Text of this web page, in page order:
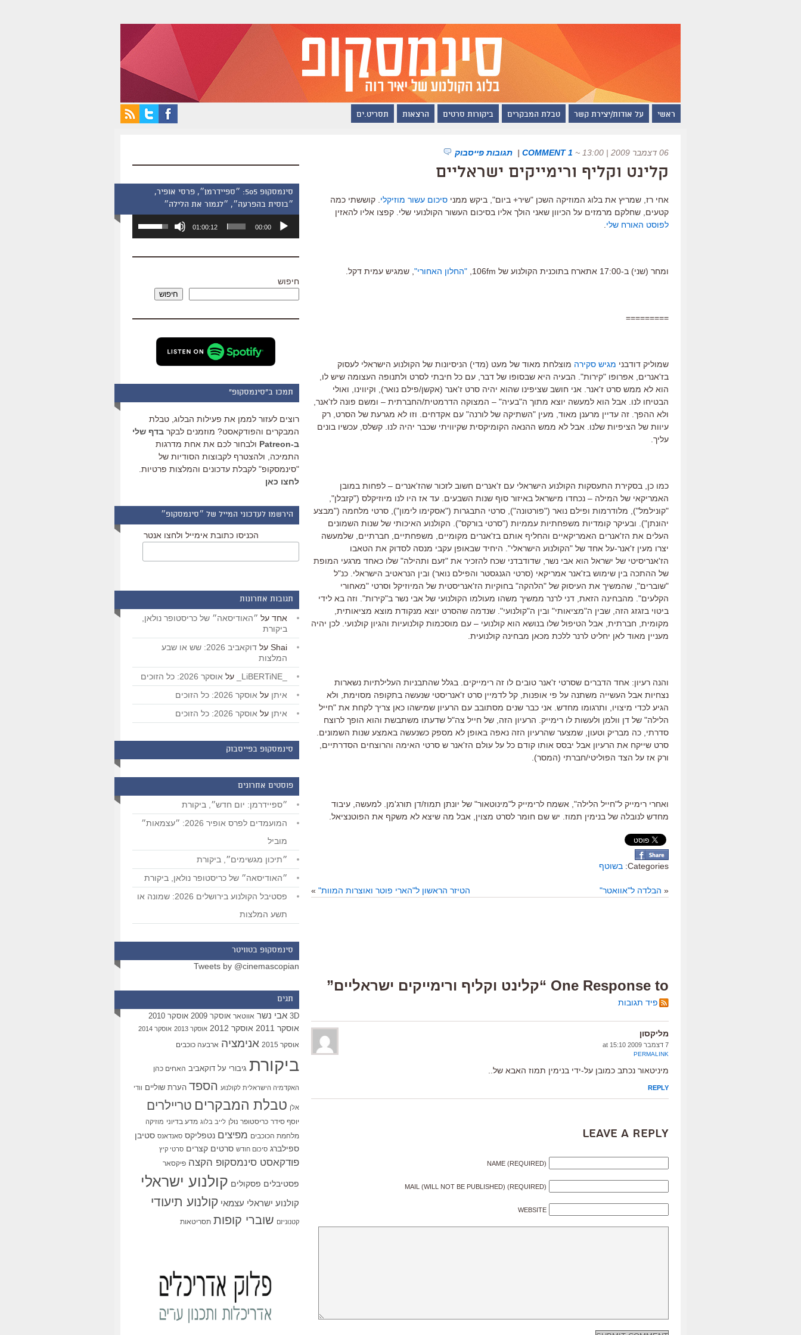
ראשי על אודות/יצירת קשר טבלת המבקרים ביקורות סרטים הרצאות תסריט.ים
06 דצמבר 2009 | 13:00 ~
1 COMMENT
| תגובות פייסבוק
קלינט וקליף ורימייקים ישראליים
אחי רז, שמריץ את בלוג המוזיקה השכן "שיר+ ביום", ביקש ממני סיכום עשור מוזיקלי . קוששתי כמה
קטעים, שחלקם מרמזים על הכיוון שאני הולך אליו בסיכום העשור הקולנועי שלי. קפצו אליו להאזין
לפוסט האורח שלי
ומחר (שני) ב-17:00 אתארח בתוכנית הקולנוע של 106fm, "החלון האחורי" , שמגיש עמית דקל.
=========
שמוליק דודבני מגיש סקירה מוצלחת מאוד של מעט (מדי) הניסיונות של הקולנוע הישראלי לעסוק
בז'אנרים, אפרופו "קירות". הבעיה היא שבסופו של דבר, עם כל חיבתי לסרט ולתנופה העצומה שיש לו,
הוא לא ממש סרט ז'אנר. אני חושב שציפינו שהוא יהיה סרט ז'אנר (אקשן/פילם נואר), וקיווינו, ואולי
הבטיחו לנו. אבל הוא למעשה יוצא מתוך ה"בעיה" – המצוקה הדרמטית/החברתית – ומשם פונה לז'אנר,
ולא ההפך. זה עדיין מרענן מאוד, מעין "השתיקה של לורנה" עם אקדחים. וזו לא מגרעת של הסרט, רק
עיוות של הציפיות שלנו. אבל לא ממש ההנאה הקומיקסית שקיוויתי שכבר יהיה לנו. קשלס, עכשיו בונים
עליך.
כמו כן, בסקירת התעסקות הקולנוע הישראלי עם ז'אנרים חשוב לזכור שהז'אנרים – לפחות במובן
האמריקאי של המילה – נכחדו מישראל באיזור סוף שנות השבעים. עד אז היו לנו מיוזיקלס ("קזבלן",
"קונילמל"), מלודרמות ופילם נואר ("פורטונה"), סרטי התבגרות ("אסקימו לימון"), סרטי מלחמה ("מבצע
יהונתן"). ובעיקר קומדיות משפחתיות עממיות ("סרטי בורקס"). הקולנוע האיכותי של שנות השמונים
העלים את הז'אנרים האמריקאיים והחליף אותם בז'אנרים מקומיים, משפחתיים, חברתיים, שלמעשה
יצרו מעין ז'אנר-על אחד של "הקולנוע הישראלי". היחיד שבאופן עקבי מנסה לסדוק את הטאבו
הז'אנריסיטי של ישראל הוא אבי נשר, שדודבדני שכח להזכיר את "זעם ותהילה" שלו כאחד מרגעי המופת
של ההתכה בין שימוש בז'אנר אמריקאי (סרטי הגנגסטר והפילם נואר) ובין הנראטיב הישראלי. כנ"ל
"שוברים", שהמשיך את העיסוק של "הלהקה" בחוקיות הז'אנריסטית של המיוזיקל וסרטי "מאחורי
הקלעים". מהבחינה הזאת, דני לרנר ממשיך משהו מעולמו הקולנועי של אבי נשר ב"קירות". וזה בא לידי
ביטוי בזגזג הזה, שבין ה"מציאותי" ובין ה"קולנועי". שנדמה שהסרט יוצא מנקודת מוצא מציאותית,
מקומית, חברתית, אבל הטיפול שלו בנושא הוא קולנועי – עם מוסכמות קולנועיות והגיון קולנועי. לכן יהיה
מעניין מאוד לאן יחליט לרנר ללכת מכאן מבחינה קולנועית.
והנה רעיון: אחד הדברים שסרטי ז'אנר טובים לו זה רימייקים. בגלל שהתבניות העלילתיות נשארות
נצחיות אבל העשייה משתנה על פי אופנות, קל לדמיין סרט ז'אנריסטי שנעשה בתקופה מסוימת, ולא
הגיע לכדי מיצויו, ותרגומו מחדש. אני כבר שנים מסתובב עם הרעיון שמישהו כאן צריך לקחת את "חייל
הלילה" של דן וולמן ולעשות לו רימייק. הרעיון הזה, של חייל צה"ל שדעתו משתבשת והוא הופך לרוצח
סדרתי, כה מבריק וטעון, שמצער שהרעיון הזה נאפה באופן לא מספק כשנעשה באמצע שנות השמונים.
סרט שייקח את הרעיון אבל יבסס אותו קודם כל על עולם הז'אנר ש סרטי האימה והרוצחים הסדרתיים,
ורק אז על הצד הפוליטי/חברתי (המסר).
ואחרי רימייק ל"חייל הלילה", אשמח לרימייק ל"מינוטאור" של יונתן תמוז/דן תורג'מן. למעשה, עיבוד
מחדש לנובלה של בנימין תמוז. יש שם חומר לסרט מצוין, אבל מה שיצא לא משקף את הפוטנציאל.
Categories: בשוטף
« הבלדה ל"אוואטר" הטיזר הראשון ל"הארי פוטר ואוצרות המוות" »
One Response to “קלינט וקליף ורימייקים ישראליים”
פיד תגובות
מליקסון
7 דצמבר 2009 at 15:10
PERMALINK
מיניטאור נכתב כמובן על-ידי בנימין תמוז האבא של..
REPLY
Leave a Reply
NAME (REQUIRED)
MAIL (WILL NOT BE PUBLISHED) (REQUIRED)
WEBSITE
סינמסקופ 505: ״ספיידרמן״, פרסי אופיר,
״בוסית בהפרעה״, ״לגמור את הלילה״
אודיו
00:00
01:00:12
השתמש
כדי
שמע.
חיפוש
חיפוש
תמכו ב"סינמסקופ"
רוצים לעזור לממן את פעילות הבלוג, טבלת
המבקרים והפודקאסט? מוזמנים לבקר בדף שלי
ב-Patreon
ולבחור לכם את אחת מדרגות
התמיכה, ולהצטרף לקבוצות הסודיות של
"סינמסקופ" לקבלת עדכונים והמלצות פרטיות.
לחצו כאן
הירשמו לעדכוני המייל של ״סינמסקופ״
הכניסו כתובת אימייל ולחצו אנטר
תגובות אחרונות
אחד על ״האודיסאה״ של כריסטופר נולאן,
ביקורת
Shai על
דוקאביב 2026: שש או שבע
המלצות
על אוסקר 2026: כל הזוכים
איתן על אוסקר 2026: כל הזוכים
איתן על אוסקר 2026: כל הזוכים
סינמסקופ בפייסבוק
פוסטים אחרונים
״ספיידרמן: יום חדש״, ביקורת
המועמדים לפרס אופיר 2026: ״עצמאות״
מוביל
״תיכון מגשימים״, ביקורת
״האודיסאה״ של כריסטופר נולאן, ביקורת
פסטיבל הקולנוע בירושלים 2026: שמונה או
תשע המלצות
סינמסקופ בטוויטר
Tweets by @cinemascopian
תגים
3D אבי נשר אווטאר אוסקר 2009 אוסקר 2010
אוסקר 2011 אוסקר 2012 אוסקר 2013 אוסקר 2014
אוסקר 2015 אנימציה ארבעה כוכבים
ביקורת גיבורי על דוקאביב האחים כהן
האקדמיה הישראלית לקולנוע הספד הערת שוליים וודי
אלן טבלת המבקרים טריילרים
יוסף סידר כריסטופר נולן לייב בלוג מדע בדיוני מוזיקה
מלחמת הכוכבים מפיצים נטפליקס סאנדאנס סטיבן
ספילברג סיכום חודש סרטים קצרים סרטי קיץ
פודקאסט סינמסקופ הקצה פיקסאר
פסטיבלים פסקולים קולנוע ישראלי
קולנוע ישראלי עצמאי קולנוע תיעודי
קטנוניזם שוברי קופות תסריטאות